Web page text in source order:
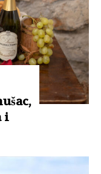
i